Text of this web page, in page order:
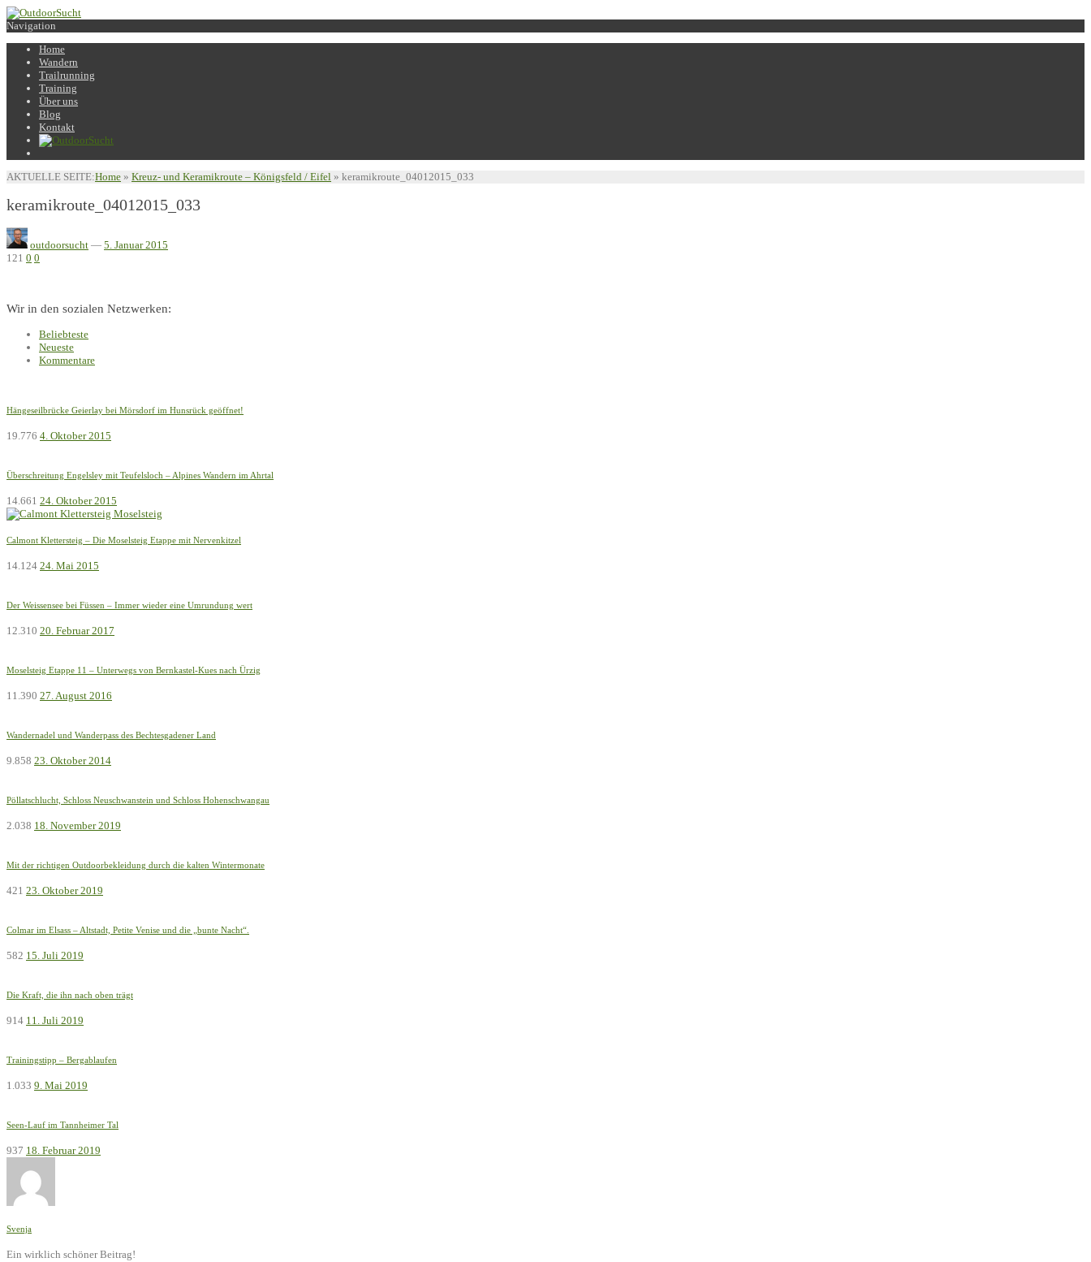
Navigation
Home
Wandern
Trailrunning
Training
Über uns
Blog
Kontakt
AKTUELLE SEITE:Home » Kreuz- und Keramikroute – Königsfeld / Eifel » keramikroute_04012015_033
keramikroute_04012015_033
outdoorsucht — 5. Januar 2015
121 0 0
Wir in den sozialen Netzwerken:
Beliebteste
Neueste
Kommentare
Hängeseilbrücke Geierlay bei Mörsdorf im Hunsrück geöffnet!
19.776 4. Oktober 2015
Überschreitung Engelsley mit Teufelsloch – Alpines Wandern im Ahrtal
14.661 24. Oktober 2015
Calmont Klettersteig – Die Moselsteig Etappe mit Nervenkitzel
14.124 24. Mai 2015
Der Weissensee bei Füssen – Immer wieder eine Umrundung wert
12.310 20. Februar 2017
Moselsteig Etappe 11 – Unterwegs von Bernkastel-Kues nach Ürzig
11.390 27. August 2016
Wandernadel und Wanderpass des Bechtesgadener Land
9.858 23. Oktober 2014
Pöllatschlucht, Schloss Neuschwanstein und Schloss Hohenschwangau
2.038 18. November 2019
Mit der richtigen Outdoorbekleidung durch die kalten Wintermonate
421 23. Oktober 2019
Colmar im Elsass – Altstadt, Petite Venise und die „bunte Nacht“.
582 15. Juli 2019
Die Kraft, die ihn nach oben trägt
914 11. Juli 2019
Trainingstipp – Bergablaufen
1.033 9. Mai 2019
Seen-Lauf im Tannheimer Tal
937 18. Februar 2019
Svenja
Ein wirklich schöner Beitrag!